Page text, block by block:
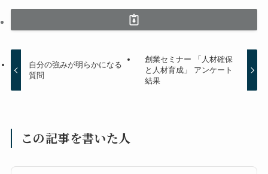
自分の強みが明らかになる
質問
創業セミナー 「人材確保
と人材育成」 アンケート
結果
この記事を書いた人